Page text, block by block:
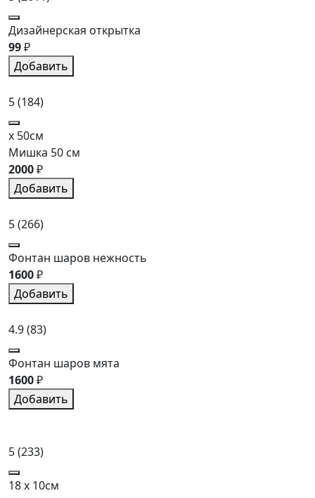
Дизайнерская открытка
99₽
Добавить
5(184)
x 50см
Мишка 50 см
2000₽
Добавить
5(266)
Фонтан шаров нежность
1600₽
Добавить
4.9(83)
Фонтан шаров мята
1600₽
Добавить
5(233)
18 x 10см